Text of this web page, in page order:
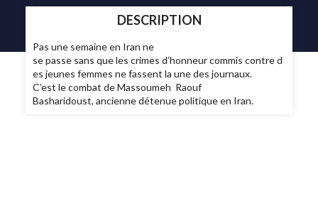
DESCRIPTION
Pas une semaine en Iran ne
se passe sans que les crimes d’honneur commis contre d
es jeunes femmes ne fassent la une des journaux.
C’est le combat de Massoumeh Raouf
Basharidoust, ancienne détenue politique en Iran.